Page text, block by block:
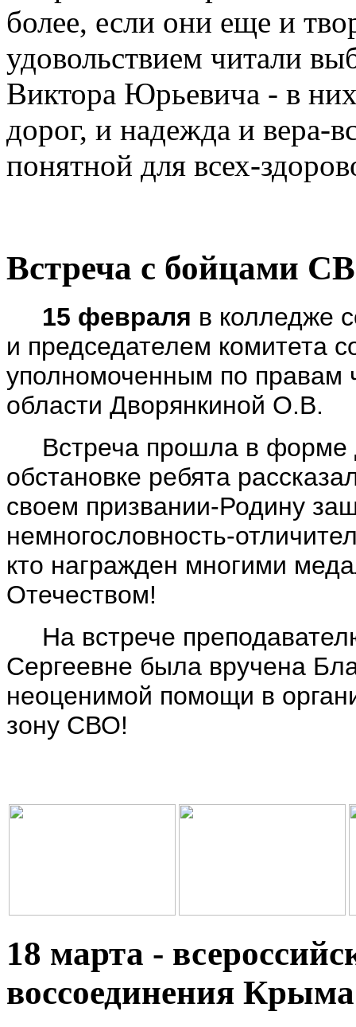
более, если они еще и
удовольствием читали
Виктора Юрьевича - в
дорог, и надежда и вера-
понятной для всех-
Встреча с бойцами
15 февраля в колледже
и председателем комитета
уполномоченным по правам
области Дворянкиной О.В.
Встреча прошла в форме
обстановке ребята
своем призвании-Родину
немногословность-
кто награжден многими
Отечеством!
На встрече
Сергеевне была вручена
неоценимой помощи в
зону СВО!
18 марта -
воссоединения Крыма